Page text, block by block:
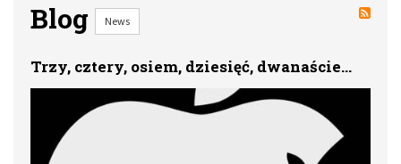
Blog News
Trzy, cztery, osiem, dziesięć, dwanaście...